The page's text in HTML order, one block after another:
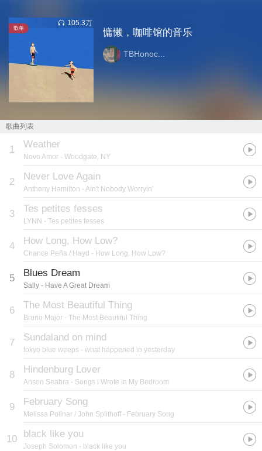
歌单
105.3万
慵懒，咖啡馆的音乐
TBHonoc...
歌曲列表
1 Weather
Novo Amor - Woodgate, NY
2 Never Love Again
Anthony Hamilton - Ain't Nobody Worryin'
3 Tes petites fesses
LYNN - Tes petites fesses
4 How Long, How Low?
Chance Peña / Hayd - How Long, How Low?
5 Blues Dream
Sally - Have A Great Dream
6 The Most Beautiful Thing
Bruno Major - The Most Beautiful Thing
7 Sundaland on mind
tokyo blue weeps - what happened in yesterday
8 Hindenburg Lover
Anson Seabra - Songs I Wrote in My Bedroom
9 February Song
Melissa Polinar / John Splithoff - February Song
10 black like you
Joseph Solomon - black like you